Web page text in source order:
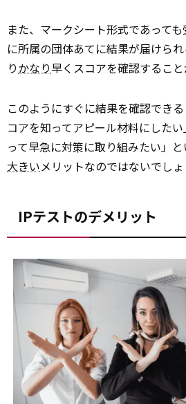
また、マークシート形式であって
に所属の団体あてに結果が届けら
りかなり早くスコアを確認すること
このようにすぐに結果を確認でき
コアを知ってアピール材料にした
って早急に対策に取り組みたい」
大きいメリットなのではないでしょ
IPテストのデメリット